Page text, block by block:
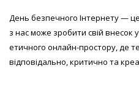
День безпечного Інтернету —
з нас може зробити свій внесок
етичного онлайн-простору, де
відповідально, критично та